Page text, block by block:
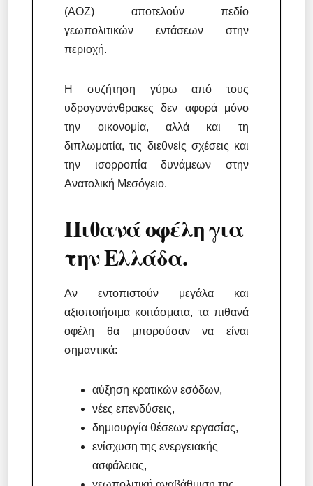
(ΑΟΖ) αποτελούν πεδίο
γεωπολιτικών εντάσεων στην
περιοχή.
Η συζήτηση γύρω από τους
υδρογονάνθρακες δεν αφορά μόνο
την οικονομία, αλλά και τη
διπλωματία, τις διεθνείς σχέσεις και
την ισορροπία δυνάμεων στην
Ανατολική Μεσόγειο.
Πιθανά οφέλη για
την Ελλάδα.
Αν εντοπιστούν μεγάλα και
αξιοποιήσιμα κοιτάσματα, τα πιθανά
οφέλη θα μπορούσαν να είναι
σημαντικά:
αύξηση κρατικών εσόδων,
νέες επενδύσεις,
δημιουργία θέσεων εργασίας,
ενίσχυση της ενεργειακής
ασφάλειας,